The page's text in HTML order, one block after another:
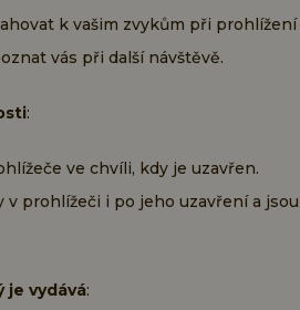
k vašim zvykům při
vás při další návštěvě.
:
ve chvíli, kdy je uzavřen.
v prohlížeči i po jeho uzavření a
je vydává: